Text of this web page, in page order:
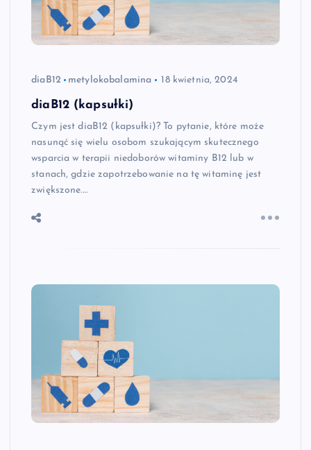
diaB12 metylokobalamina 18 kwietnia, 2024
diaB12 (kapsułki)
Czym jest diaB12 (kapsułki)? To pytanie, które może
nasunąć się wielu osobom szukającym skutecznego
wsparcia w terapii niedoborów witaminy B12 lub w
stanach, gdzie zapotrzebowanie na tę witaminę jest
zwiększone.…